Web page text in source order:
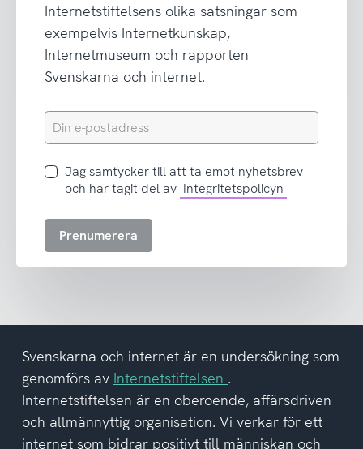
Internetstiftelsens olika satsningar som
exempelvis Internetkunskap,
Internetmuseum och rapporten
Svenskarna och internet.
Din
e-
Jag
samtycker
att
del
av
integritetspolicyn
Jag samtycker till att ta emot nyhetsbrev
och har tagit del av Integritetspolicyn
Prenumerera
Svenskarna och internet är en undersökning som
genomförs av Internetstiftelsen .
Internetstiftelsen är en oberoende, affärsdriven
och allmännyttig organisation. Vi verkar för ett
internet som bidrar positivt till människan och